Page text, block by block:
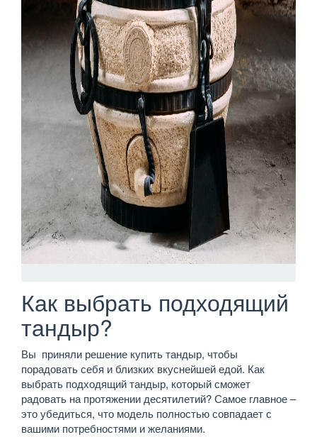
Как выбрать подходящий
тандыр?
Вы приняли решение купить тандыр, чтобы
порадовать себя и близких вкуснейшей едой. Как
выбрать подходящий тандыр, который сможет
радовать на протяжении десятилетий? Самое главное –
это убедиться, что модель полностью совпадает с
вашими потребностями и желаниями.